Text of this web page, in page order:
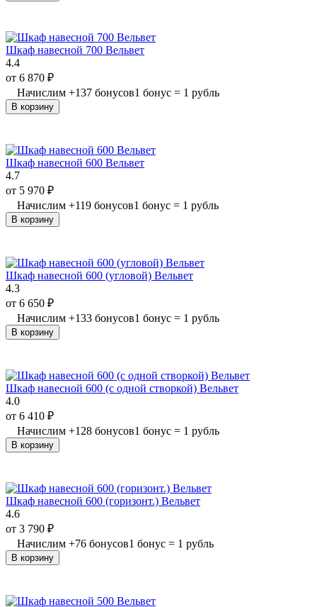
Шкаф навесной 700 Вельвет
4.4
от 6 870 ₽
Начислим +137 бонусов1 бонус = 1 рубль
В корзину
Шкаф навесной 600 Вельвет
4.7
от 5 970 ₽
Начислим +119 бонусов1 бонус = 1 рубль
В корзину
Шкаф навесной 600 (угловой) Вельвет
4.3
от 6 650 ₽
Начислим +133 бонусов1 бонус = 1 рубль
В корзину
Шкаф навесной 600 (с одной створкой) Вельвет
4.0
от 6 410 ₽
Начислим +128 бонусов1 бонус = 1 рубль
В корзину
Шкаф навесной 600 (горизонт.) Вельвет
4.6
от 3 790 ₽
Начислим +76 бонусов1 бонус = 1 рубль
В корзину